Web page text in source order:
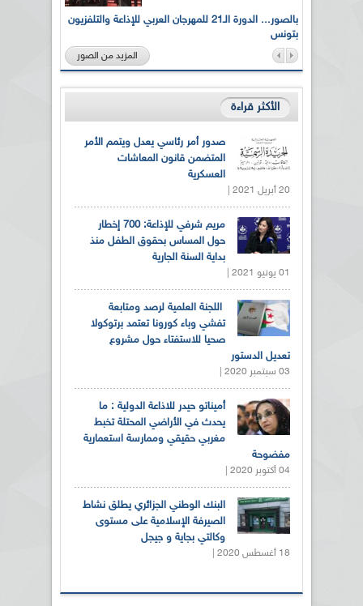
بالصور... الدورة الـ21 للمهرجان العربي للإذاعة والتلفزيون
بتونس
المزيد من الصور
الأكثر قراءة
صدور أمر رئاسي يعدل ويتمم الأمر
المتضمن قانون المعاشات
العسكرية
20 أبريل 2021 |
مريم شرفي للإذاعة: 700 إخطار
حول المساس بحقوق الطفل منذ
بداية السنة الجارية
01 يونيو 2021 |
اللجنة العلمية لرصد ومتابعة
تفشي وباء كورونا تعتمد برتوكولا
صحيا للاستفتاء حول مشروع
تعديل الدستور
03 سبتمبر 2020 |
أميناتو حيدر للاذاعة الدولية : ما
يحدث في الأراضي المحتلة تخبط
مغربي حقيقي وممارسة استعمارية
مفضوحة
04 أكتوبر 2020 |
البنك الوطني الجزائري يطلق نشاط
الصيرفة الإسلامية على مستوى
وكالتي بجاية و جيجل
18 أغسطس 2020 |